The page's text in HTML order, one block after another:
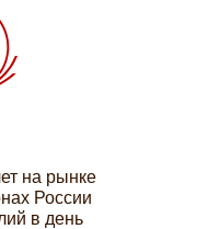
на рынке
России
в день